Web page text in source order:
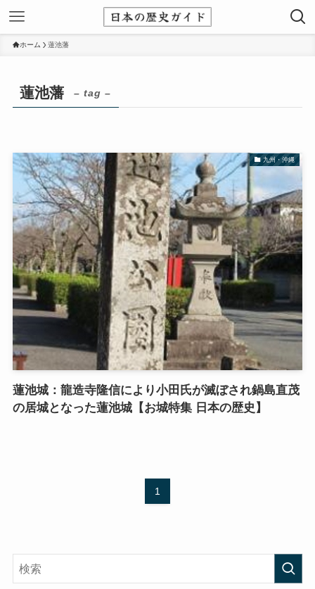
ホーム 蓮池藩
蓮池藩 – tag –
九州・沖縄
蓮池城：龍造寺隆信により小田氏が滅ぼされ鍋島直茂
の居城となった蓮池城【お城特集 日本の歴史】
1